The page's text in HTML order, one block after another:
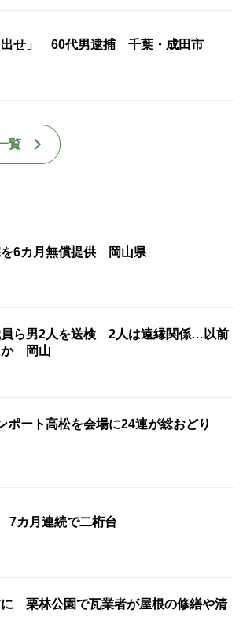
出せ」 60代男逮捕 千葉・成田市
覧
を6カ月無償提供 岡山県
ら男2人を送検 2人は遠縁関係…以前
か 岡山
ート高松を会場に24連が総おどり
カ月連続で二桁台
栗林公園で瓦業者が屋根の修繕や清